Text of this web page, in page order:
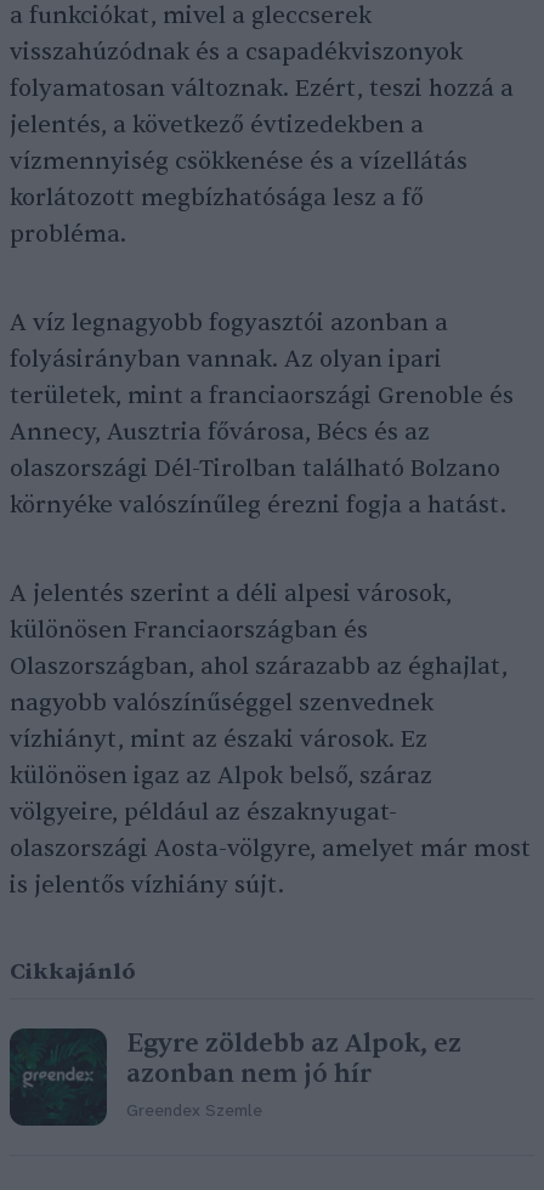
a funkciókat, mivel a gleccserek
visszahúzódnak és a csapadékviszonyok
folyamatosan változnak. Ezért, teszi hozzá a
jelentés, a következő évtizedekben a
vízmennyiség csökkenése és a vízellátás
korlátozott megbízhatósága lesz a fő
probléma.
A víz legnagyobb fogyasztói azonban a
folyásirányban vannak. Az olyan ipari
területek, mint a franciaországi Grenoble és
Annecy, Ausztria fővárosa, Bécs és az
olaszországi Dél-Tirolban található Bolzano
környéke valószínűleg érezni fogja a hatást.
A jelentés szerint a déli alpesi városok,
különösen Franciaországban és
Olaszországban, ahol szárazabb az éghajlat,
nagyobb valószínűséggel szenvednek
vízhiányt, mint az északi városok. Ez
különösen igaz az Alpok belső, száraz
völgyeire, például az északnyugat-
olaszországi Aosta-völgyre, amelyet már most
is jelentős vízhiány sújt.
Cikkajánló
Egyre zöldebb az Alpok, ez
azonban nem jó hír
Greendex Szemle